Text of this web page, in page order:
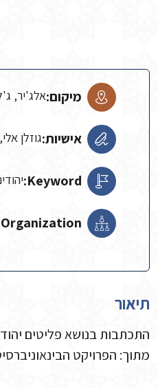
מיקום:אלג'יר,
אישיות:גוזלן
Keyword:
Organization:
תיאור
התכתבות בנושא פליטים
מתוך: הפרויקט